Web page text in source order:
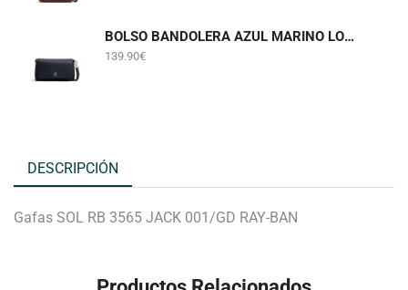
BOLSO BANDOLERA AZUL MARINO LOGOTIPADO TOMMY HILFIGER AW0AW18997
139.90€
DESCRIPCIÓN
Gafas SOL RB 3565 JACK 001/GD RAY-BAN